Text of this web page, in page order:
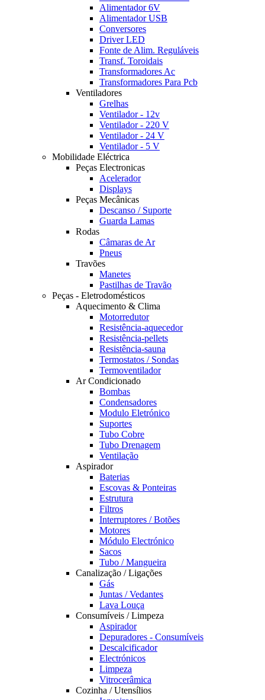
Alimentador 6V
Alimentador USB
Conversores
Driver LED
Fonte de Alim. Reguláveis
Transf. Toroidais
Transformadores Ac
Transformadores Para Pcb
Ventiladores
Grelhas
Ventilador - 12v
Ventilador - 220 V
Ventilador - 24 V
Ventilador - 5 V
Mobilidade Eléctrica
Peças Electronicas
Acelerador
Displays
Peças Mecânicas
Descanso / Suporte
Guarda Lamas
Rodas
Câmaras de Ar
Pneus
Travões
Manetes
Pastilhas de Travão
Peças - Eletrodomésticos
Aquecimento & Clima
Motorredutor
Resistência-aquecedor
Resistência-pellets
Resistência-sauna
Termostatos / Sondas
Termoventilador
Ar Condicionado
Bombas
Condensadores
Modulo Eletrónico
Suportes
Tubo Cobre
Tubo Drenagem
Ventilação
Aspirador
Baterias
Escovas & Ponteiras
Estrutura
Filtros
Interruptores / Botões
Motores
Módulo Electrónico
Sacos
Tubo / Mangueira
Canalização / Ligações
Gás
Juntas / Vedantes
Lava Louça
Consumíveis / Limpeza
Aspirador
Depuradores - Consumíveis
Descalcificador
Electrónicos
Limpeza
Vitrocerâmica
Cozinha / Utensílios